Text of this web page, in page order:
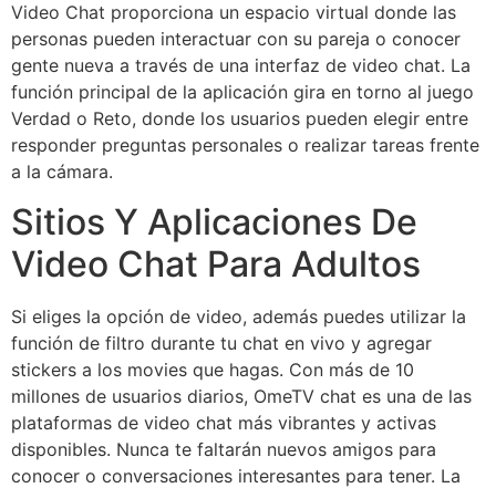
Video Chat proporciona un espacio virtual donde las
personas pueden interactuar con su pareja o conocer
gente nueva a través de una interfaz de video chat. La
función principal de la aplicación gira en torno al juego
Verdad o Reto, donde los usuarios pueden elegir entre
responder preguntas personales o realizar tareas frente
a la cámara.
Sitios Y Aplicaciones De
Video Chat Para Adultos
Si eliges la opción de video, además puedes utilizar la
función de filtro durante tu chat en vivo y agregar
stickers a los movies que hagas. Con más de 10
millones de usuarios diarios, OmeTV chat es una de las
plataformas de video chat más vibrantes y activas
disponibles. Nunca te faltarán nuevos amigos para
conocer o conversaciones interesantes para tener. La